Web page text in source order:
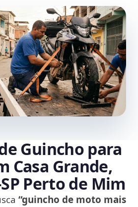
Guincho para
Casa Grande,
Perto de Mim
“guincho de moto mais